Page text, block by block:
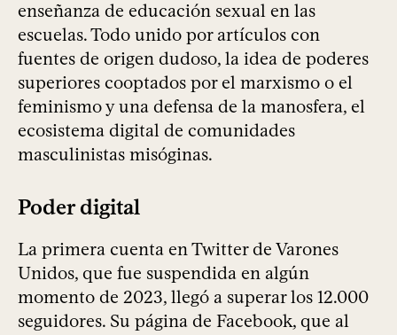
enseñanza de educación sexual en las
escuelas. Todo unido por artículos con
fuentes de origen dudoso, la idea de poderes
superiores cooptados por el marxismo o el
feminismo y una defensa de la manosfera, el
ecosistema digital de comunidades
masculinistas misóginas.
Poder digital
La primera cuenta en Twitter de Varones
Unidos, que fue suspendida en algún
momento de 2023, llegó a superar los 12.000
seguidores. Su página de Facebook, que al